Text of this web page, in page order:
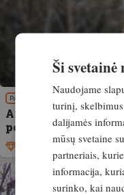
PATIRTIS
Ar elnių ir briedžių
per mažai?
22. rugsėjis,
Ši
Naudojame
turinį,
dalijamės
mūsų svetaine
partneriais,
informacija,
surinko, kai